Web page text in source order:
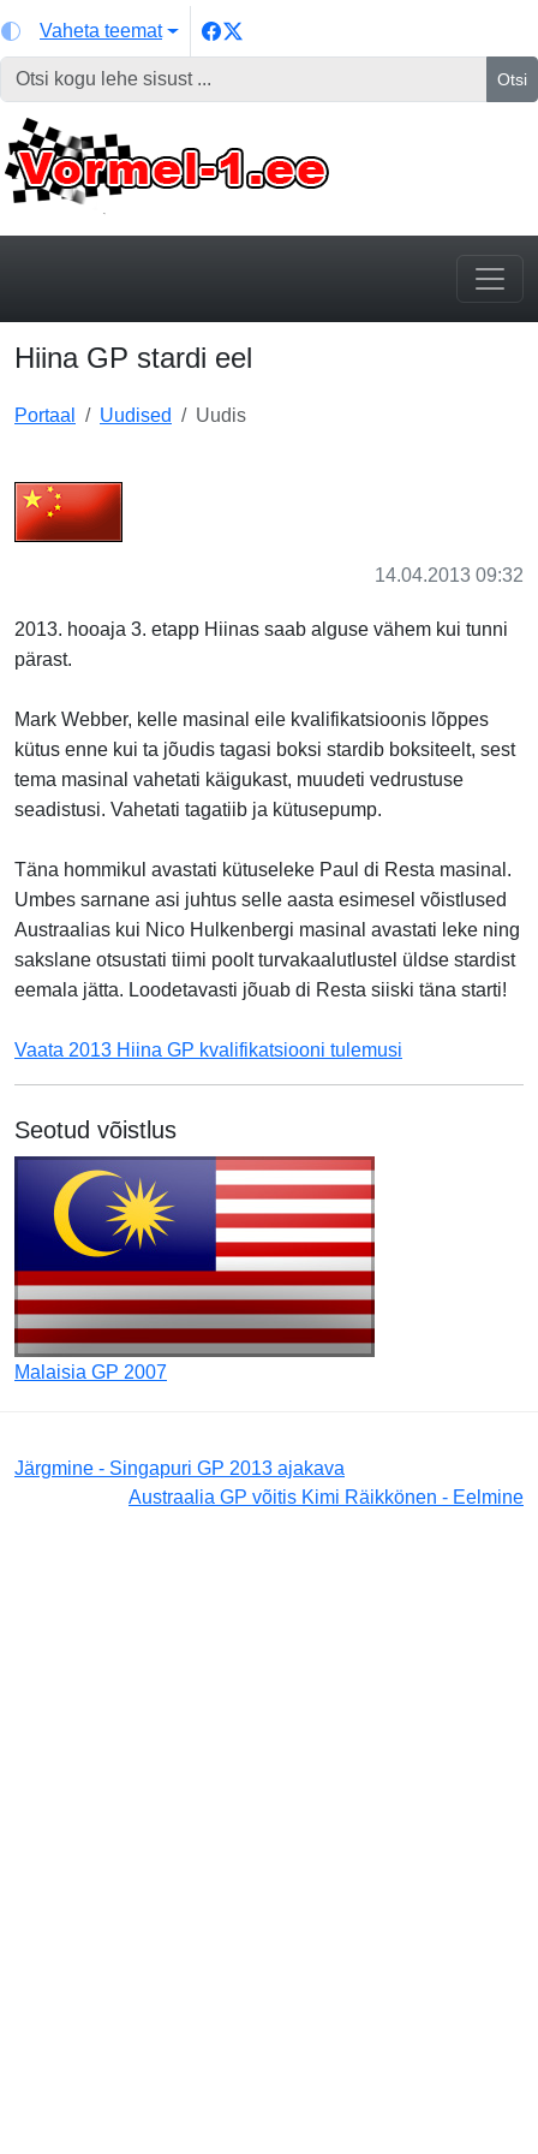
Vaheta teemat
Otsi
Hiina GP stardi eel
Portaal Uudised Uudis
14.04.2013 09:32
2013. hooaja 3. etapp Hiinas saab alguse vähem kui tunni
pärast.
Mark Webber, kelle masinal eile kvalifikatsioonis lõppes
kütus enne kui ta jõudis tagasi boksi stardib boksiteelt, sest
tema masinal vahetati käigukast, muudeti vedrustuse
seadistusi. Vahetati tagatiib ja kütusepump.
Täna hommikul avastati kütuseleke Paul di Resta masinal.
Umbes sarnane asi juhtus selle aasta esimesel võistlused
Austraalias kui Nico Hulkenbergi masinal avastati leke ning
sakslane otsustati tiimi poolt turvakaalutlustel üldse stardist
eemala jätta. Loodetavasti jõuab di Resta siiski täna starti!
Vaata 2013 Hiina GP kvalifikatsiooni tulemusi
Seotud võistlus
Malaisia GP 2007
Järgmine - Singapuri GP 2013 ajakava
Austraalia GP võitis Kimi Räikkönen - Eelmine